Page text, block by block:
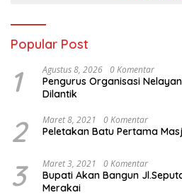
Popular Post
1 Agustus 8, 2026 0 Komentar
Pengurus Organisasi
Dilantik
2 Maret 8, 2021 0 Komentar
Peletakan Batu Pertama
3 Maret 3, 2021 0 Komentar
Bupati Akan Bangun
Merakai